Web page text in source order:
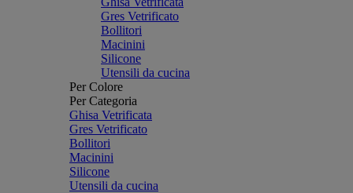
Gres Vetrificato
Bollitori
Macinini
Silicone
Utensili da cucina
Per Colore
Per Categoria
Ghisa Vetrificata
Gres Vetrificato
Bollitori
Macinini
Silicone
Utensili da cucina